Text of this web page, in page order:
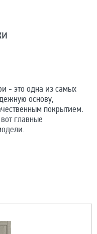
- это одна из самых
основу,
покрытием.
главные